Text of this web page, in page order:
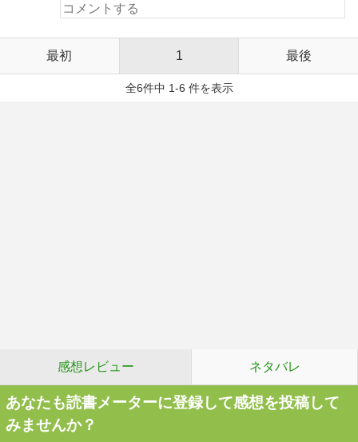
最初 1 最後
全6件中 1-6 件を表示
感想レビュー ネタバレ
あなたも読書メーターに登録して感想を投稿して
みませんか？